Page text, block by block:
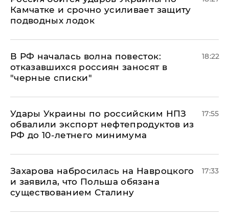
Камчатке и срочно усиливает защиту
подводных лодок
​В РФ началась волна повесток:
отказавшихся россиян заносят в
"черные списки"
18:22
Удары Украины по российским НПЗ
обвалили экспорт нефтепродуктов из
РФ до 10-летнего минимума
17:55
​Захарова набросилась на Навроцкого
и заявила, что Польша обязана
существованием Сталину
17:33